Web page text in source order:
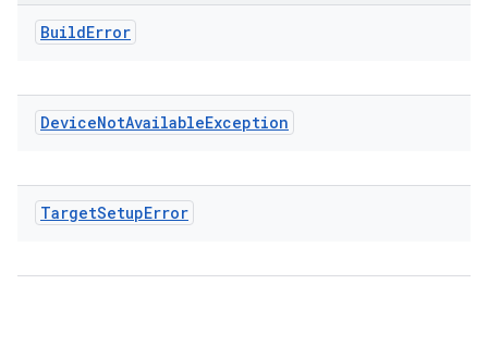
BuildError
DeviceNotAvailableException
TargetSetupError